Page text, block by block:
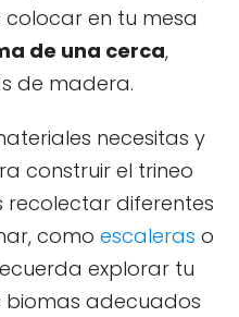
en tu mesa
de una cerca,
de madera.
necesitas y
construir el trineo
recolectar diferentes
como escaleras o
explorar tu
biomas adecuados